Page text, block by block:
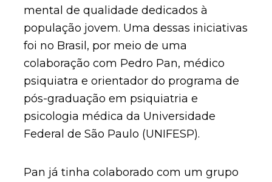
mental de qualidade dedicados à
população jovem. Uma dessas iniciativas
foi no Brasil, por meio de uma
colaboração com Pedro Pan, médico
psiquiatra e orientador do programa de
pós-graduação em psiquiatria e
psicologia médica da Universidade
Federal de São Paulo (UNIFESP).
Pan já tinha colaborado com um grupo